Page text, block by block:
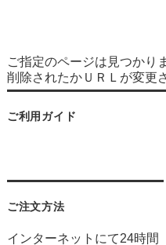
ご指定のページは見つかり
削除されたかＵＲＬが変更
ご利用ガイド
ご注文方法
インターネットにて24時間